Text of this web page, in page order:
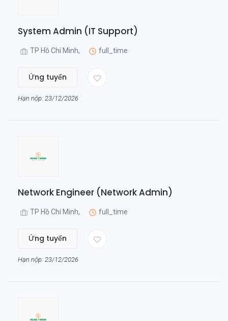
System Admin (IT Support)
TP Hồ Chí Minh, full_time
Ứng tuyển
Hạn nộp: 23/12/2026
Network Engineer (Network Admin)
TP Hồ Chí Minh, full_time
Ứng tuyển
Hạn nộp: 23/12/2026